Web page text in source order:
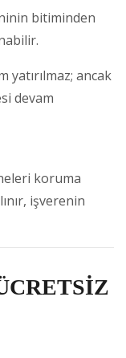
bitiminden
yatırılmaz; ancak
devam
koruma
işverenin